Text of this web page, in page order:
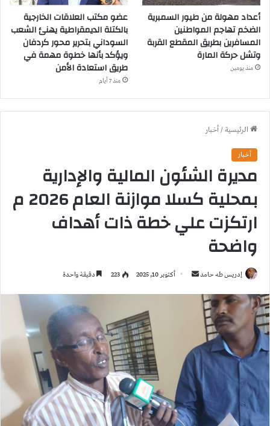
الرئيسية/أخبار
أخبار
مديرة الشئون المالية والإدارية
بمحلية كسلا موازنة العام 2026 م
ارتكزت علي خطة ذات أهداف
واضحة
إدريس طه حامد
ر
د
ا
إ
ل
أكتوبر 10, 2025 223 دقيقة واحدة
أعداد مهولة من طيور السمبرية
الضخم تهاجم المواطنين
المسافرين بطريق المقطع القربة
وتشل حركة المارة
منذ يومين
عضو مكتب العلاقات الخارجية
بالكتلة الديمقراطية يهنئ الشعب
السوداني بتحرير محور كردفان
ويؤكد بأنها خطوة مهمة في
طريق استعادة الأمن
منذ 7 أيام